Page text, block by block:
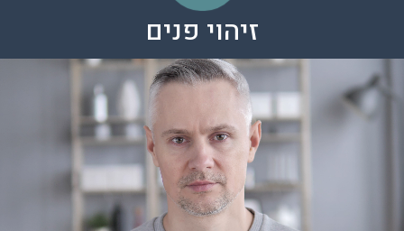
זיהוי פנים